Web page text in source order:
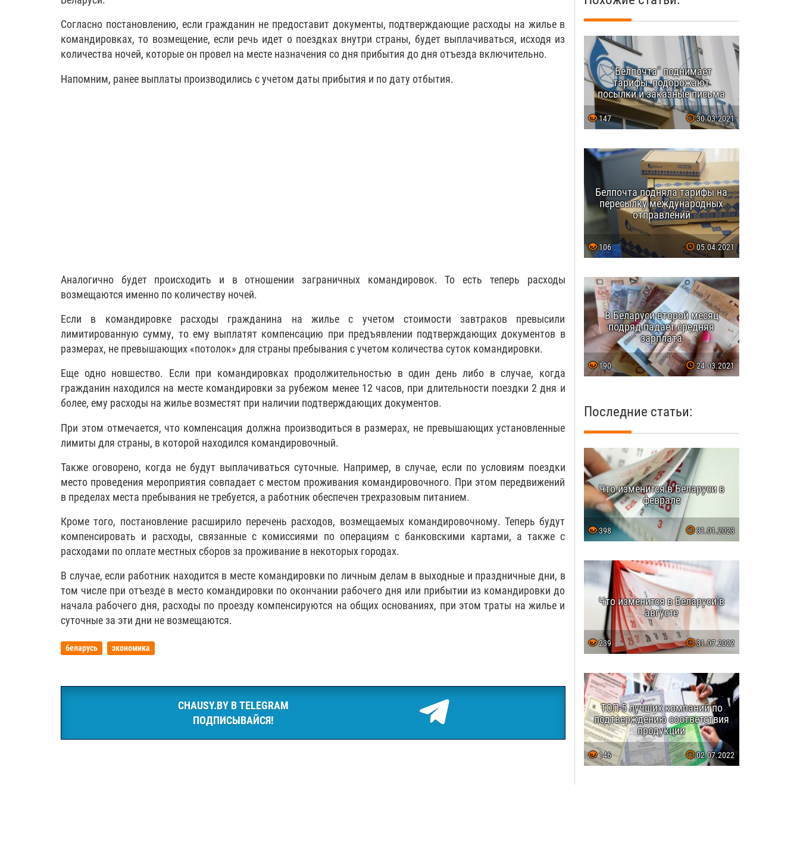
Согласно постановлению, если гражданин не предоставит документы, подтверждающие расходы на жилье в
командировках, то возмещение, если речь идет о поездках внутри страны, будет выплачиваться, исходя из
количества ночей, которые он провел на месте назначения со дня прибытия до дня отъезда включительно.
Напомним, ранее выплаты производились с учетом даты прибытия и по дату отбытия.
Аналогично будет происходить и в отношении заграничных командировок. То есть теперь расходы
возмещаются именно по количеству ночей.
Если в командировке расходы гражданина на жилье с учетом стоимости завтраков превысили
лимитированную сумму, то ему выплатят компенсацию при предъявлении подтверждающих документов в
размерах, не превышающих «потолок» для страны пребывания с учетом количества суток командировки.
Еще одно новшество. Если при командировках продолжительностью в один день либо в случае, когда
гражданин находился на месте командировки за рубежом менее 12 часов, при длительности поездки 2 дня и
более, ему расходы на жилье возместят при наличии подтверждающих документов.
При этом отмечается, что компенсация должна производиться в размерах, не превышающих установленные
лимиты для страны, в которой находился командировочный.
Также оговорено, когда не будут выплачиваться суточные. Например, в случае, если по условиям поездки
место проведения мероприятия совпадает с местом проживания командировочного. При этом передвижений
в пределах места пребывания не требуется, а работник обеспечен трехразовым питанием.
Кроме того, постановление расширило перечень расходов, возмещаемых командировочному. Теперь будут
компенсировать и расходы, связанные с комиссиями по операциям с банковскими картами, а также с
расходами по оплате местных сборов за проживание в некоторых городах.
В случае, если работник находится в месте командировки по личным делам в выходные и праздничные дни, в
том числе при отъезде в место командировки по окончании рабочего дня или прибытии из командировки до
начала рабочего дня, расходы по проезду компенсируются на общих основаниях, при этом траты на жилье и
суточные за эти дни не возмещаются.
беларусь экономика
CHAUSY.BY В TELEGRAM
ПОДПИСЫВАЙСЯ!
"Белпочта" поднимает
тарифы: подорожают
посылки и заказные письма
147 30.03.2021
Белпочта подняла тарифы на
пересылку международных
отправлений
106 05.04.2021
В Беларуси второй месяц
подряд падает средняя
зарплата
190 24.03.2021
Последние статьи:
Что изменится в Беларуси в
феврале
398 31.01.2023
Что изменится в Беларуси в
августе
239 31.07.2022
ТОП-5 лучших компаний по
подтверждению соответствия
продукции
146 02.07.2022